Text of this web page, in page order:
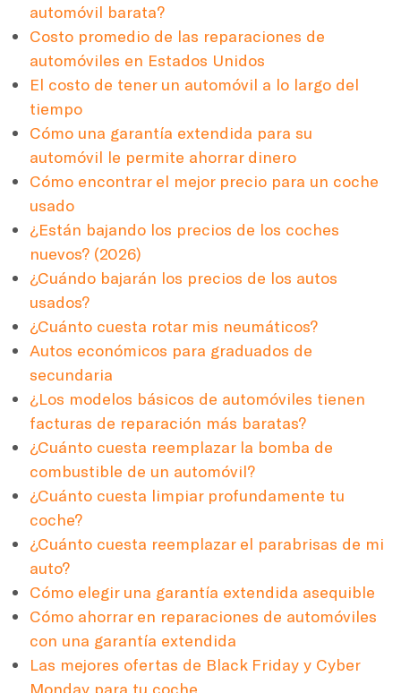
automóvil barata?
Costo promedio de las reparaciones de
automóviles en Estados Unidos
El costo de tener un automóvil a lo largo del
tiempo
Cómo una garantía extendida para su
automóvil le permite ahorrar dinero
Cómo encontrar el mejor precio para un coche
usado
¿Están bajando los precios de los coches
nuevos? (2026)
¿Cuándo bajarán los precios de los autos
usados?
¿Cuánto cuesta rotar mis neumáticos?
Autos económicos para graduados de
secundaria
¿Los modelos básicos de automóviles tienen
facturas de reparación más baratas?
¿Cuánto cuesta reemplazar la bomba de
combustible de un automóvil?
¿Cuánto cuesta limpiar profundamente tu
coche?
¿Cuánto cuesta reemplazar el parabrisas de mi
auto?
Cómo elegir una garantía extendida asequible
Cómo ahorrar en reparaciones de automóviles
con una garantía extendida
Las mejores ofertas de Black Friday y Cyber
Monday para tu coche